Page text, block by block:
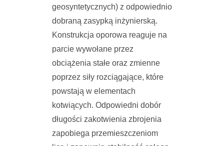
geosyntetycznych) z odpowiednio
dobraną zasypką inżynierską.
Konstrukcja oporowa reaguje na
parcie wywołane przez
obciążenia stałe oraz zmienne
poprzez siły rozciągające, które
powstają w elementach
kotwiących. Odpowiedni dobór
długości zakotwienia zbrojenia
zapobiega przemieszczeniom